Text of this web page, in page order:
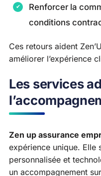
Renforcer la
conditions
Ces retours aident
améliorer l’expérience
Les services
Zen up assurance
expérience unique. Elle
personnalisée et
un accompagnement